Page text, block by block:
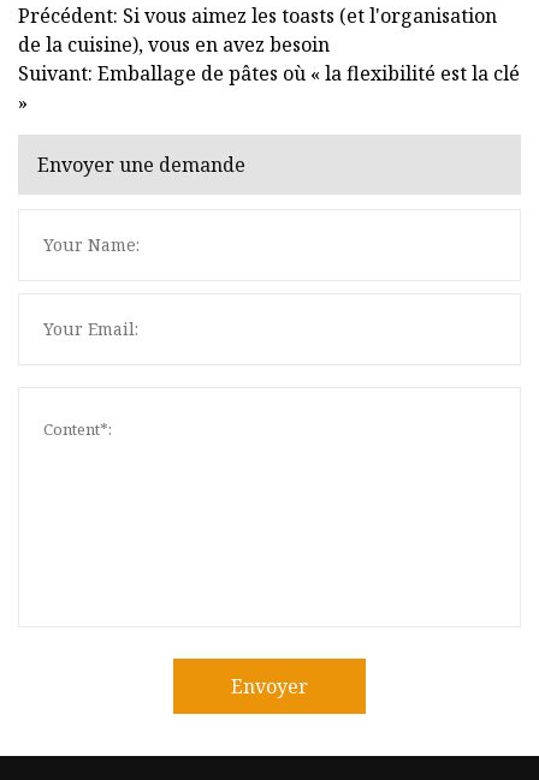
Précédent: Si vous aimez les toasts (et l'organisation
de la cuisine), vous en avez besoin
Suivant: Emballage de pâtes où « la flexibilité est la clé
»
Envoyer une demande
Envoyer